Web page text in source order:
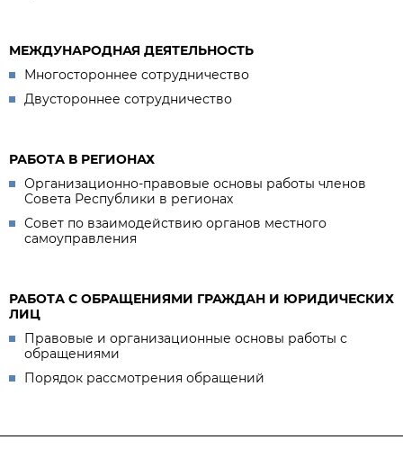
МЕЖДУНАРОДНАЯ ДЕЯТЕЛЬНОСТЬ
Многостороннее сотрудничество
Двустороннее сотрудничество
РАБОТА В РЕГИОНАХ
Организационно-правовые основы работы членов
Совета Республики в регионах
Совет по взаимодействию органов местного
самоуправления
РАБОТА С ОБРАЩЕНИЯМИ ГРАЖДАН И ЮРИДИЧЕСКИХ
ЛИЦ
Правовые и организационные основы работы с
обращениями
Порядок рассмотрения обращений